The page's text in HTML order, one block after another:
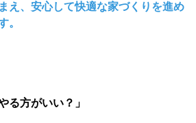
え、安心して快適な家づくりを進め
。
る方がいい？」